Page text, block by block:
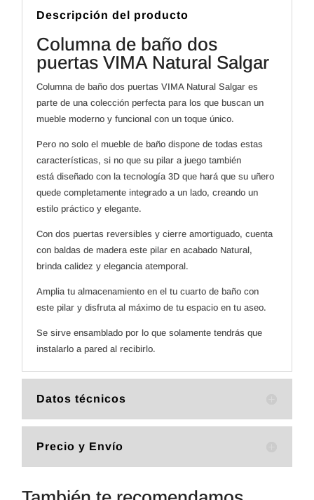
Salgar
cantidad
Descripción del producto
Columna de baño dos
puertas VIMA Natural Salgar
Columna de baño dos puertas VIMA Natural Salgar es
parte de una colección perfecta para los que buscan un
mueble moderno y funcional con un toque único.
Pero no solo el mueble de baño dispone de todas estas
características, si no que su pilar a juego también
está diseñado con la tecnología 3D que hará que su uñero
quede completamente integrado a un lado, creando un
estilo práctico y elegante.
Con dos puertas reversibles y cierre amortiguado, cuenta
con baldas de madera este pilar en acabado Natural,
brinda calidez y elegancia atemporal.
Amplia tu almacenamiento en el tu cuarto de baño con
este pilar y disfruta al máximo de tu espacio en tu aseo.
Se sirve ensamblado por lo que solamente tendrás que
instalarlo a pared al recibirlo.
Datos técnicos
Precio y Envío